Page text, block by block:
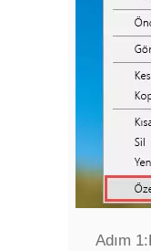
Adım 1: